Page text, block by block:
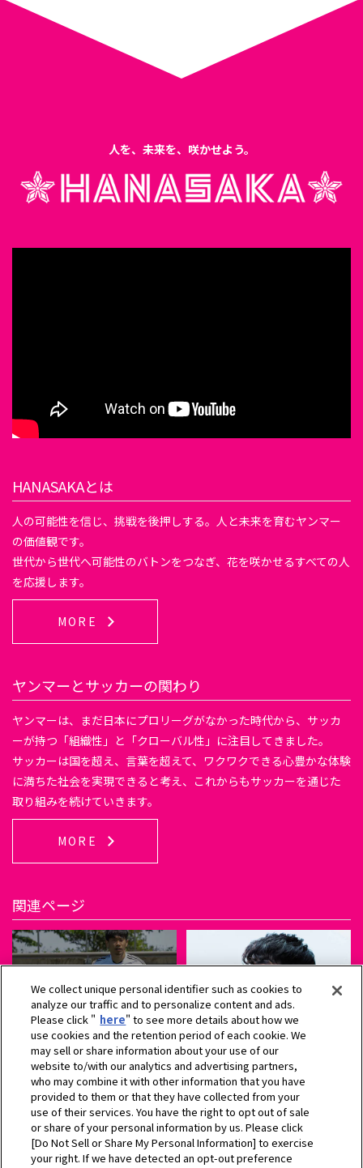
人を、未来を、咲かせよう。
HANASAKAとは
人の可能性を信じ、挑戦を後押しする。人と未来を育むヤンマー
の価値観です。
世代から世代へ可能性のバトンをつなぎ、花を咲かせるすべての人
を応援します。
MORE
ヤンマーとサッカーの関わり
ヤンマーは、まだ日本にプロリーグがなかった時代から、サッカ
ーが持つ「組織性」と「クローバル性」に注目してきました。
サッカーは国を超え、言葉を超えて、ワクワクできる心豊かな体験
に満ちた社会を実現できると考え、これからもサッカーを通じた
取り組みを続けていきます。
MORE
関連ページ
ヤンマーアンバサダー Football is our engine
We collect unique personal identifier such as cookies to
analyze our traffic and to personalize content and ads.
Please click " here" to see more details about how we
use cookies and the retention period of each cookie. We
may sell or share information about your use of our
website to/with our analytics and advertising partners,
who may combine it with other information that you have
provided to them or that they have collected from your
use of their services. You have the right to opt out of sale
or share of your personal information by us. Please click
[Do Not Sell or Share My Personal Information] to exercise
your right. If we have detected an opt-out preference